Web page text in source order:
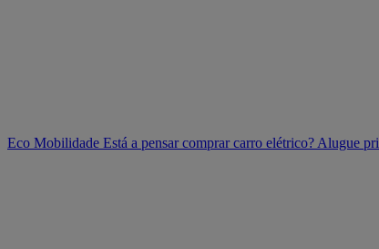
Eco Mobilidade Está a pensar comprar carro elétrico? Alugue